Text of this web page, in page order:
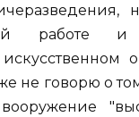
работе и
не говорю о